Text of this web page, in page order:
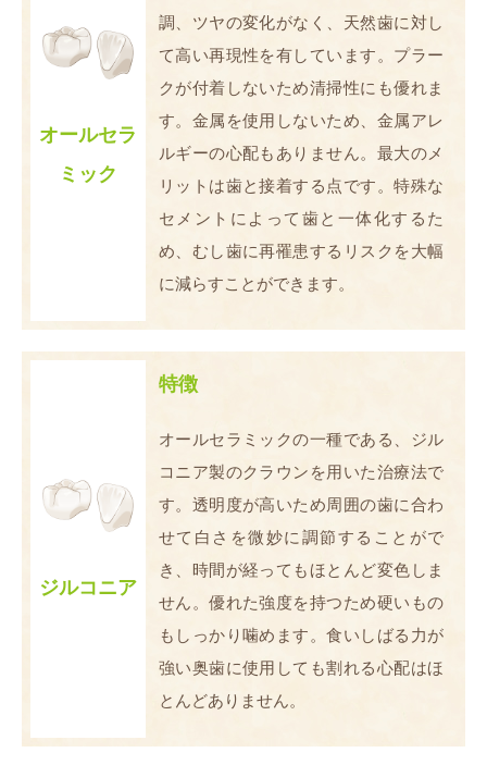
オールセラ
ミック
調、ツヤの変化がなく、天然歯に対し
て高い再現性を有しています。プラー
クが付着しないため清掃性にも優れま
す。金属を使用しないため、金属アレ
ルギーの心配もありません。最大のメ
リットは歯と接着する点です。特殊な
セメントによって歯と一体化するた
め、むし歯に再罹患するリスクを大幅
に減らすことができます。
ジルコニア
特徴
オールセラミックの一種である、ジル
コニア製のクラウンを用いた治療法で
す。透明度が高いため周囲の歯に合わ
せて白さを微妙に調節することがで
き、時間が経ってもほとんど変色しま
せん。優れた強度を持つため硬いもの
もしっかり噛めます。食いしばる力が
強い奥歯に使用しても割れる心配はほ
とんどありません。